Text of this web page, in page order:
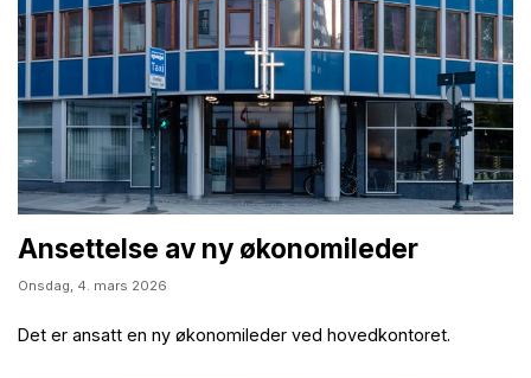
Ansettelse av ny økonomileder
Onsdag, 4. mars 2026
Det er ansatt en ny økonomileder ved hovedkontoret.